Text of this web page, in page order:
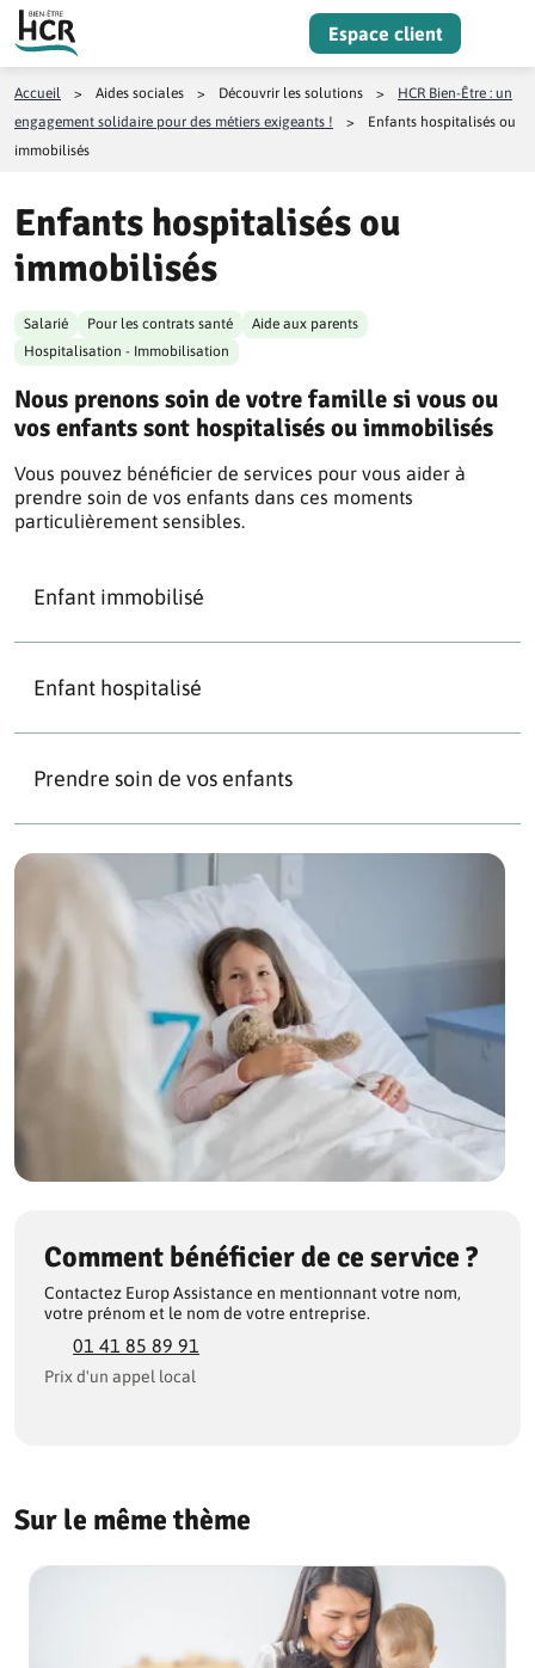
Aller au contenu
Espace client
Accueil > Aides sociales > Découvrir les solutions >
HCR Bien-Être : un
engagement solidaire pour des métiers exigeants !
>
Enfants hospitalisés ou
immobilisés
Enfants hospitalisés ou
immobilisés
Salarié Pour les contrats santé
Aide aux parents
Hospitalisation - Immobilisation
Nous prenons soin de votre famille si vous ou
vos enfants sont hospitalisés ou immobilisés
Vous pouvez bénéficier de services pour vous aider à
prendre soin de vos enfants dans ces moments
particulièrement sensibles.
Enfant immobilisé
Enfant hospitalisé
Prendre soin de vos enfants
Comment bénéficier de ce service ?
Contactez Europ Assistance en mentionnant votre nom,
votre prénom et le nom de votre entreprise.
01 41 85 89 91
Prix d'un appel local
Sur le même thème